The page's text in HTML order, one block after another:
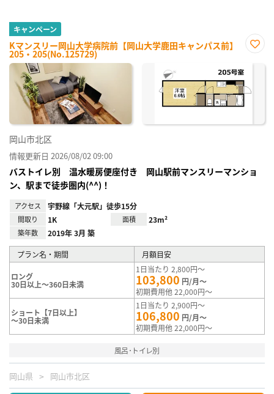
キャンペーン
Kマンスリー岡山大学病院前【岡山大学鹿田キャンパス前】
205・205(No.125729)
に入
録
岡山市北区
情報更新日 2026/08/02 09:00
バストイレ別 温水暖房便座付き 岡山駅前マンスリーマンショ
ン、駅まで徒歩圏内(^^)！
アクセス 宇野線「大元駅」徒歩15分
間取り 1K 面積 23m²
築年数 2019年 3月 築
プラン名・期間 月額目安
ロング
30日以上～360日未満
1日当たり 2,800円～
103,800 円/月～
初期費用他 22,000円～
ショート【7日以上】
～30日未満
1日当たり 2,900円～
106,800 円/月～
初期費用他 22,000円～
風呂･トイレ別
岡山県 岡山市北区